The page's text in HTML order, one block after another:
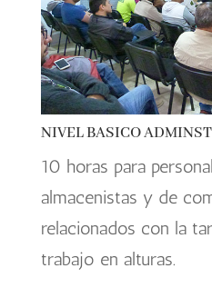
NIVEL BASICO
10 horas para
almacenistas y de
relacionados con la
trabajo en alturas.